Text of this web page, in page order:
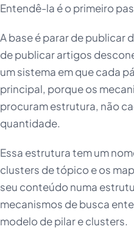
Entendê-la é o primeiro
A base é parar de publicar
de publicar artigos
um sistema em que cada
principal, porque os
procuram estrutura, não
quantidade.
Essa estrutura tem um
clusters de tópico e os
seu conteúdo numa
mecanismos de busca
modelo de pilar e clusters.